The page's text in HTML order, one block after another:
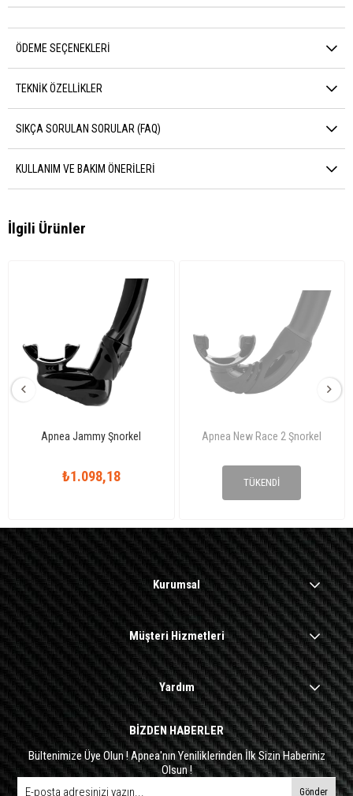
ÖDEME SEÇENEKLERI
TEKNIK ÖZELLIKLER
SIKÇA SORULAN SORULAR (FAQ)
KULLANIM VE BAKIM ÖNERILERI
İlgili Ürünler
Apnea Jammy Şnorkel
₺1.098,18 TÜKENDI
Apnea New Race 2 Şnorkel
₺713,81
Kurumsal
Müşteri Hizmetleri
Yardım
BİZDEN HABERLER
Bültenimize Üye Olun ! Apnea'nın Yeniliklerinden İlk Sizin Haberiniz
Olsun !
Gönder